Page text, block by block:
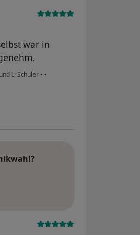
war in
L. Schuler • •